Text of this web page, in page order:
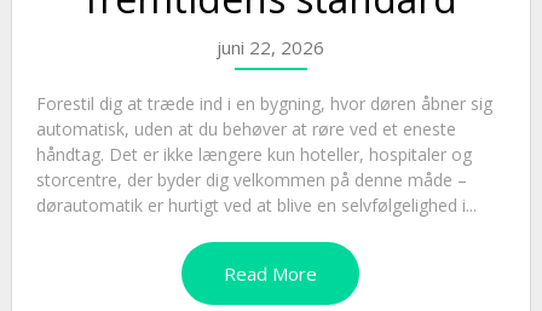
juni 22, 2026
Forestil dig at træde ind i en bygning, hvor døren åbner sig
automatisk, uden at du behøver at røre ved et eneste
håndtag. Det er ikke længere kun hoteller, hospitaler og
storcentre, der byder dig velkommen på denne måde –
dørautomatik er hurtigt ved at blive en selvfølgelighed i...
Read More